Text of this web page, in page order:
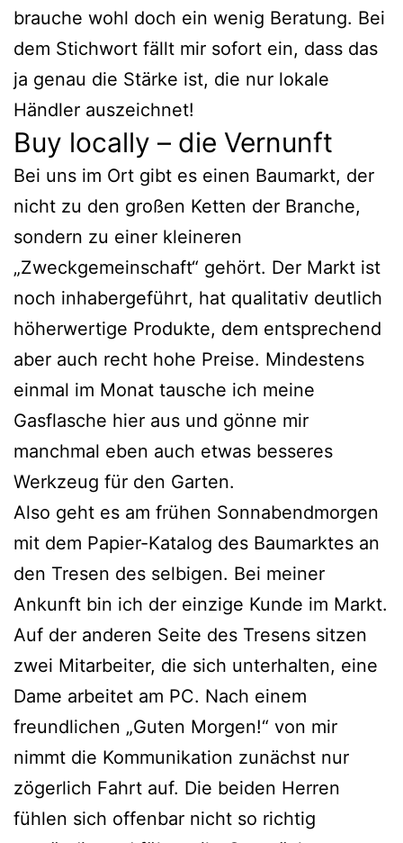
brauche wohl doch ein wenig Beratung. Bei
dem Stichwort fällt mir sofort ein, dass das
ja genau die Stärke ist, die nur lokale
Händler auszeichnet!
Buy locally – die Vernunft
Bei uns im Ort gibt es einen Baumarkt, der
nicht zu den großen Ketten der Branche,
sondern zu einer kleineren
„Zweckgemeinschaft“ gehört. Der Markt ist
noch inhabergeführt, hat qualitativ deutlich
höherwertige Produkte, dem entsprechend
aber auch recht hohe Preise. Mindestens
einmal im Monat tausche ich meine
Gasflasche hier aus und gönne mir
manchmal eben auch etwas besseres
Werkzeug für den Garten.
Also geht es am frühen Sonnabendmorgen
mit dem Papier-Katalog des Baumarktes an
den Tresen des selbigen. Bei meiner
Ankunft bin ich der einzige Kunde im Markt.
Auf der anderen Seite des Tresens sitzen
zwei Mitarbeiter, die sich unterhalten, eine
Dame arbeitet am PC. Nach einem
freundlichen „Guten Morgen!“ von mir
nimmt die Kommunikation zunächst nur
zögerlich Fahrt auf. Die beiden Herren
fühlen sich offenbar nicht so richtig